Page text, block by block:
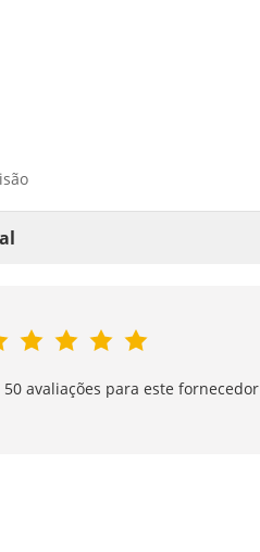
50 avaliações para este fornecedor